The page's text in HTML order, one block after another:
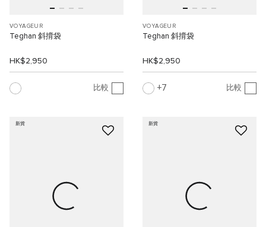
VOYAGEUR
Teghan 斜揹袋
HK$2,950
比較
VOYAGEUR
Teghan 斜揹袋
HK$2,950
7 比較
新貨 新貨